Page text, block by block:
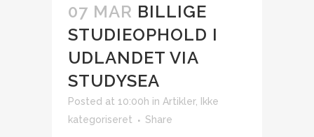
07 MAR BILLIGE
STUDIEOPHOLD I
UDLANDET VIA
STUDYSEA
Posted at 10:00h in Artikler,
Ikke
kategoriseret
Share